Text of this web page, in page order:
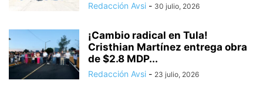
Redacción Avsi - 30 julio, 2026
¡Cambio radical en Tula!
Cristhian Martínez entrega obra
de $2.8 MDP...
Redacción Avsi - 23 julio, 2026